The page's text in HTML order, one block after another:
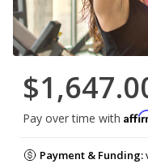
Pay over time with
Payment & Funding: